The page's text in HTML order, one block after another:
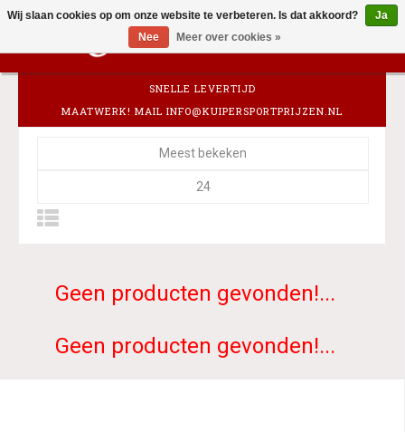
0
SNELLE LEVERTIJD
MAATWERK! MAIL INFO@KUIPERSPORTPRIJZEN.NL
Meest bekeken
24
Geen producten gevonden!...
Geen producten gevonden!...
Wij slaan cookies op om onze website te verbeteren. Is dat akkoord?
Ja
Nee
Meer over cookies »